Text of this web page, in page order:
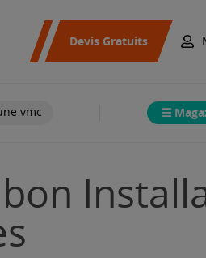
Devis Gratuits
vmc